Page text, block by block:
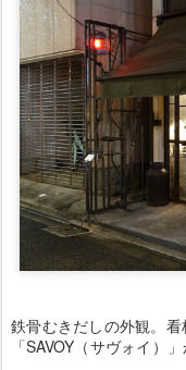
鉄骨むきだしの外観。
「SAVOY（サヴォイ）